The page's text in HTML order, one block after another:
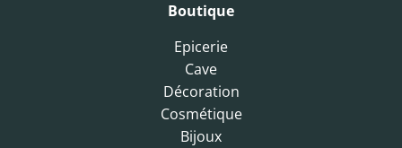
Boutique
Epicerie
Cave
Décoration
Cosmétique
Bijoux